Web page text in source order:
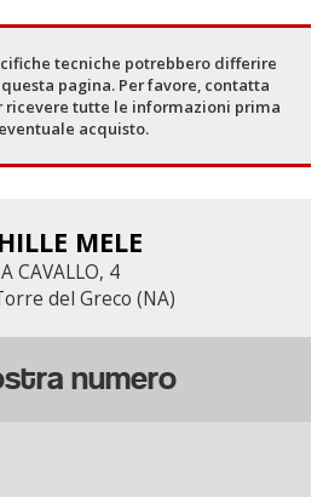
tecniche potrebbero differire
pagina. Per favore, contatta
ricevere tutte le informazioni prima
acquisto.
MELE
CAVALLO, 4
del Greco (NA)
numero